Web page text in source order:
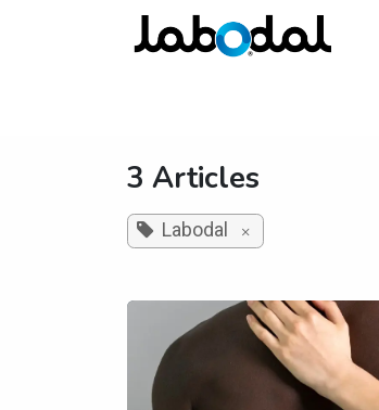
Se rendre au contenu
3 Articles
Labodal ×